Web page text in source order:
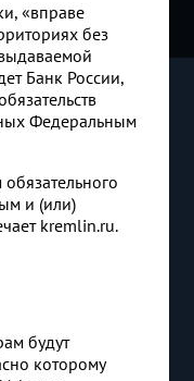
«вправе
без
Банк России,
Федеральным
и (или)
kremlin.ru.
будут
которому